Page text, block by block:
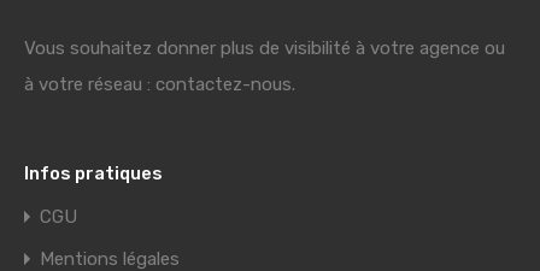
Vous souhaitez donner plus de visibilité à votre agence ou
à votre réseau : contactez-nous.
Infos pratiques
CGU
Mentions légales